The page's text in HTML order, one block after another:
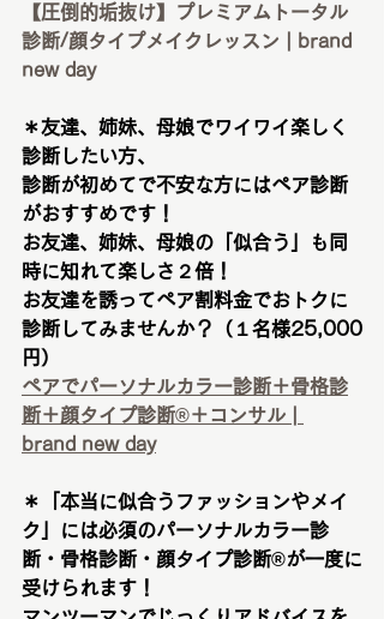
【圧倒的垢抜け】プレミアムトータル
診断/顔タイプメイクレッスン | brand
new day
＊友達、姉妹、母娘でワイワイ楽しく
診断したい方、
診断が初めてで不安な方にはペア診断
がおすすめです！
お友達、姉妹、母娘の「似合う」も同
時に知れて楽しさ２倍！
お友達を誘ってペア割料金でおトクに
診断してみませんか？（１名様25,000
円）
ペアでパーソナルカラー診断＋骨格診
断＋顔タイプ診断®︎＋コンサル |
brand new day
＊「本当に似合うファッションやメイ
ク」には必須のパーソナルカラー診
断・骨格診断・顔タイプ診断®︎が一度に
受けられます！